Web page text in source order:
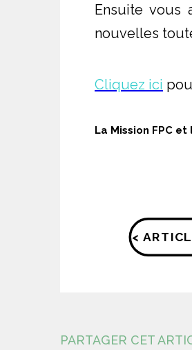
Ensuite vous
nouvelles
Cliquez ici
La Mission FPC et
<
PARTAGER CET